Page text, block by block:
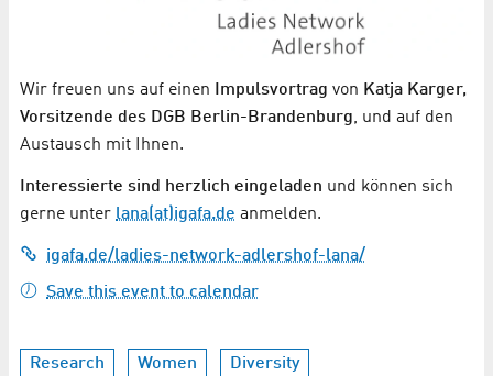
Wir freuen uns auf einen Impulsvortrag von Katja Karger,
Vorsitzende des DGB Berlin-Brandenburg, und auf den
Austausch mit Ihnen.
Interessierte sind herzlich eingeladen und können sich
gerne unter lana(at)igafa.de anmelden.
igafa.de/ladies-network-adlershof-lana/
Save this event to calendar
Research Women Diversity